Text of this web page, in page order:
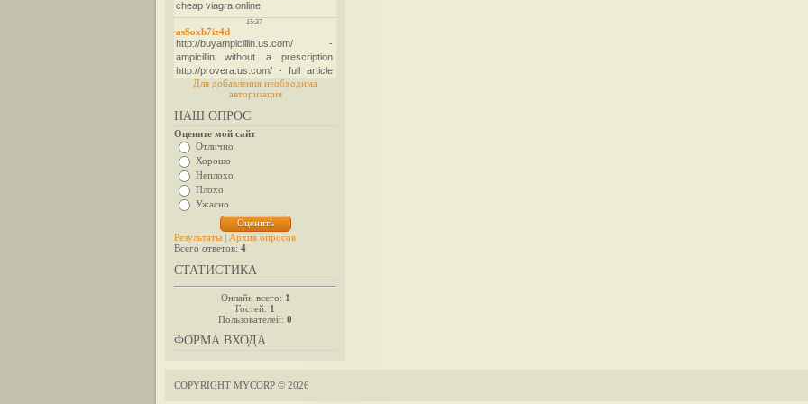
Для добавления необходима
авторизация
НАШ ОПРОС
Оцените мой сайт
Отлично
Хорошо
Неплохо
Плохо
Ужасно
Результаты | Архив опросов
Всего ответов: 4
СТАТИСТИКА
Онлайн всего: 1
Гостей: 1
Пользователей: 0
ФОРМА ВХОДА
COPYRIGHT MYCORP © 2026